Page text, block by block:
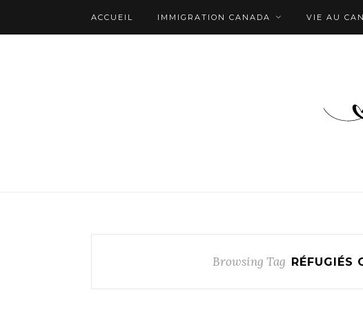
ACCUEIL IMMIGRATION CANADA VIE AU
Browsing Tag RÉFUGIÉS